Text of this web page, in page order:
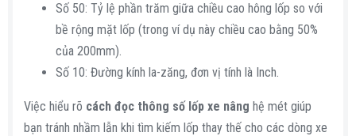
Số 50: Tỷ lệ phần trăm giữa chiều cao hông lốp so với
bề rộng mặt lốp (trong ví dụ này chiều cao bằng 50%
của 200mm).
Số 10: Đường kính la-zăng, đơn vị tính là Inch.
Việc hiểu rõ cách đọc thông số lốp xe nâng hệ mét giúp
bạn tránh nhầm lẫn khi tìm kiếm lốp thay thế cho các dòng xe